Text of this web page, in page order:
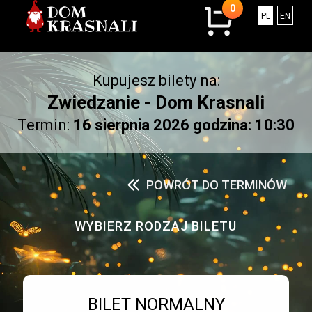
0
0
Łączna
kwota:
0.00
złotych
EN
PL Polski
Kupujesz bilety na:
Zwiedzanie - Dom Krasnali
Termin: 16 sierpnia 2026 godzina: 10:30
POWRÓT DO TERMINÓW
WYBIERZ RODZAJ BILETU
Bilet numer 1
Typ
BILET NORMALNY